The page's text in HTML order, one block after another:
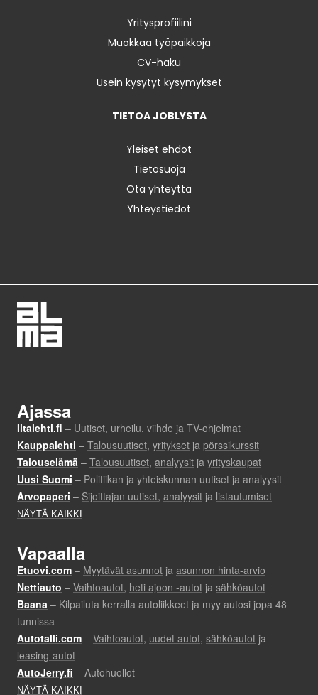
Yritysprofiilini
Muokkaa työpaikkoja
CV-haku
Usein kysytyt kysymykset
TIETOA JOBLYSTA
Yleiset ehdot
Tietosuoja
Ota yhteyttä
Yhteystiedot